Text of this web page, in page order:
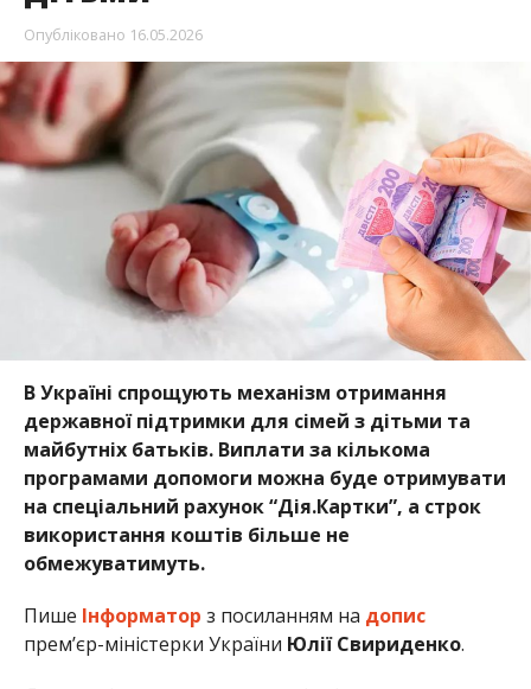
Опубліковано 16.05.2026
В Україні спрощують механізм отримання
державної підтримки для сімей з дітьми та
майбутніх батьків. Виплати за кількома
програмами допомоги можна буде отримувати
на спеціальний рахунок “Дія.Картки”, а строк
використання коштів більше не
обмежуватимуть.
Пише Інформатор з посиланням на допис
прем’єр-міністерки України Юлії Свириденко.